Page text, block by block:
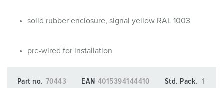
solid rubber enclosure, signal yellow RAL 1003
pre-wired for installation
Part no. 70443 EAN 4015394144410 Std. Pack. 1